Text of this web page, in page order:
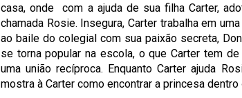
casa, onde com a ajuda de sua filha Carter,
chamada Rosie. Insegura, Carter trabalha em
ao baile do colegial com sua paixão secreta,
se torna popular na escola, o que Carter tem
uma união recíproca. Enquanto Carter ajuda
mostra à Carter como encontrar a princesa dentro